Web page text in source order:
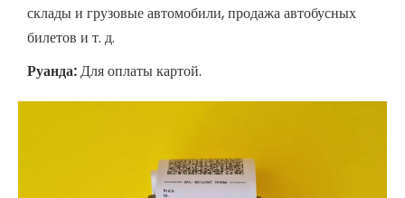
склады и грузовые автомобили, продажа автобусных
билетов и т. д.
Руанда:Для оплаты картой.